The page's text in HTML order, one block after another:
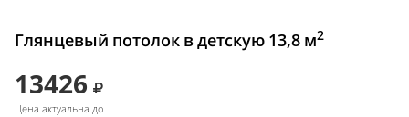
Глянцевый потолок в детскую 13,8 м2
13426
Цена актуальна до